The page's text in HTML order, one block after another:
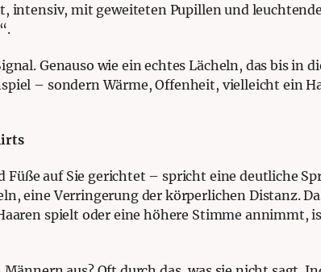
intensiv, mit geweiteten Pupillen und
Genauso wie ein echtes Lächeln, das bis in
– sondern Wärme, Offenheit, vielleicht ein
auf Sie gerichtet – spricht eine deutliche
eine Verringerung der körperlichen Distanz.
spielt oder eine höhere Stimme annimmt,